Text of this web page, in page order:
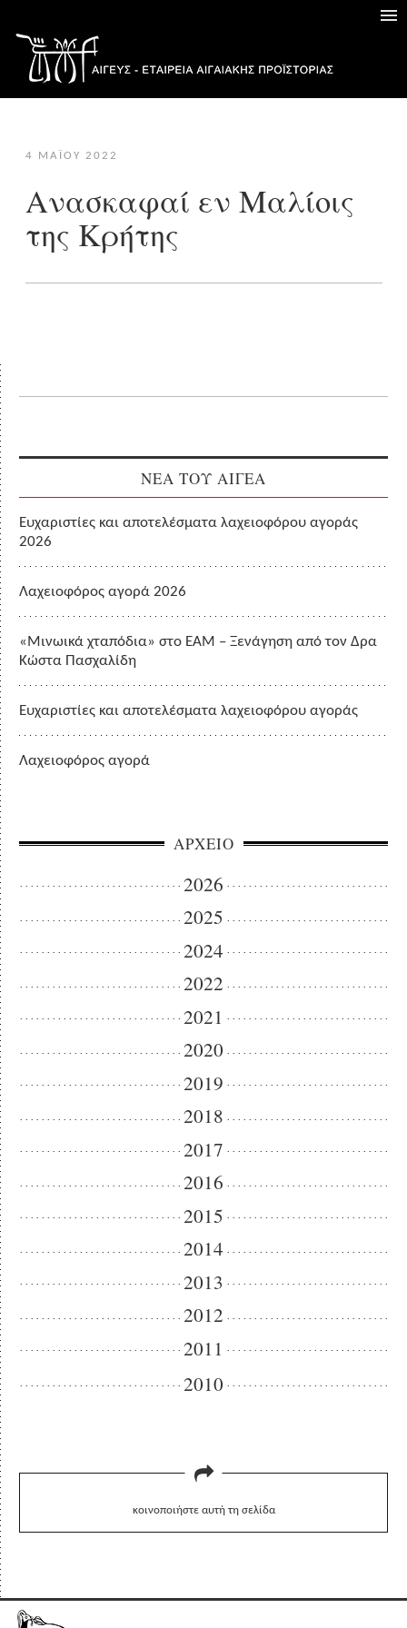
4 ΜΑΪ́ΟΥ 2022
Ανασκαφαί εν Μαλίοις
της Κρήτης
ΝΕΑ ΤΟΥ ΑΙΓΕΑ
Ευχαριστίες και αποτελέσματα λαχειοφόρου αγοράς
2026
Λαχειοφόρος αγορά 2026
«Μινωικά χταπόδια» στο ΕΑΜ – Ξενάγηση από τον Δρα
Κώστα Πασχαλίδη
Ευχαριστίες και αποτελέσματα λαχειοφόρου αγοράς
Λαχειοφόρος αγορά
ΑΡΧΕΙΟ
2026
2025
2024
2022
2021
2020
2019
2018
2017
2016
2015
2014
2013
2012
2011
2010
κοινοποιήστε αυτή τη σελίδα